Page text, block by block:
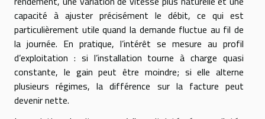
capacité à ajuster précisément le débit, ce qui est
particulièrement utile quand la demande fluctue au fil de
la journée. En pratique, l’intérêt se mesure au profil
d’exploitation : si l’installation tourne à charge quasi
constante, le gain peut être moindre; si elle alterne
plusieurs régimes, la différence sur la facture peut
devenir nette.